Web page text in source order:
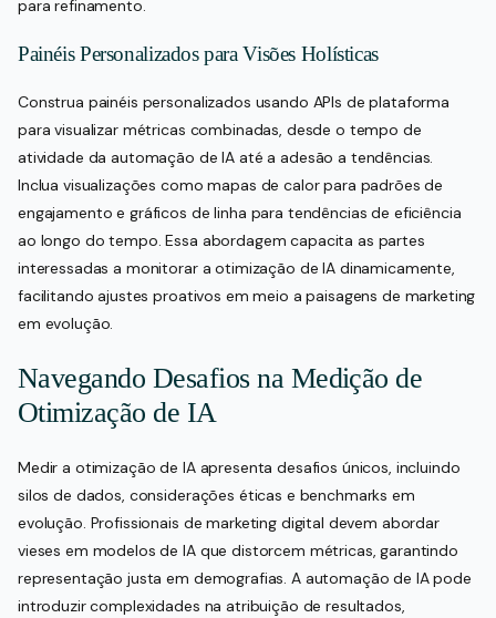
para refinamento.
Painéis Personalizados para Visões Holísticas
Construa painéis personalizados usando APIs de plataforma
para visualizar métricas combinadas, desde o tempo de
atividade da automação de IA até a adesão a tendências.
Inclua visualizações como mapas de calor para padrões de
engajamento e gráficos de linha para tendências de eficiência
ao longo do tempo. Essa abordagem capacita as partes
interessadas a monitorar a otimização de IA dinamicamente,
facilitando ajustes proativos em meio a paisagens de marketing
em evolução.
Navegando Desafios na Medição de
Otimização de IA
Medir a otimização de IA apresenta desafios únicos, incluindo
silos de dados, considerações éticas e benchmarks em
evolução. Profissionais de marketing digital devem abordar
vieses em modelos de IA que distorcem métricas, garantindo
representação justa em demografias. A automação de IA pode
introduzir complexidades na atribuição de resultados,